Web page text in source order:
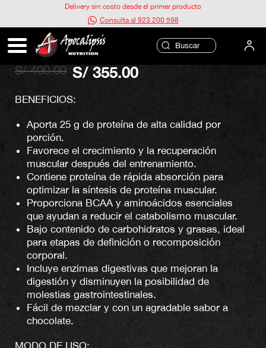
Delivery sin costo desde el primer producto
Consulta al 923 200 598
Iso surge 5 LB – Mutant (Vainilla)
S/400.00
El
era:
S/ 355.00
El
es:
BENEFICIOS:
Aporta 25 g de proteína de alta calidad por
porción.
Favorece el crecimiento y la recuperación
muscular después del entrenamiento.
Contiene proteína de rápida absorción para
optimizar la síntesis de proteína muscular.
Proporciona BCAA y aminoácidos esenciales
que ayudan a reducir el catabolismo muscular.
Bajo contenido de carbohidratos y grasas, ideal
para etapas de definición o recomposición
corporal.
Incluye enzimas digestivas que mejoran la
digestión y disminuyen la posibilidad de
molestias gastrointestinales.
Fácil de mezclar y con un agradable sabor a
chocolate.
MODO DE USO: